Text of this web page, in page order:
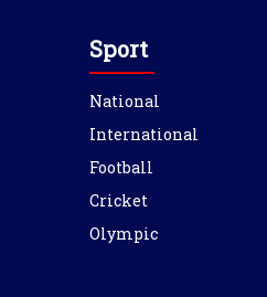
Sport
National
International
Football
Cricket
Olympic